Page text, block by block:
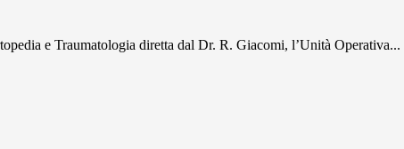
e Traumatologia diretta dal Dr. R. Giacomi, l’Unità Operativa...